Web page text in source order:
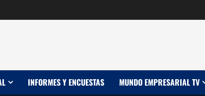
INFORMES Y ENCUESTAS MUNDO EMPRESARIAL TV